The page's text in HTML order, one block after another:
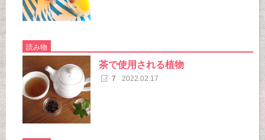
読み物
茶で使用される植物
7 2022.02.17